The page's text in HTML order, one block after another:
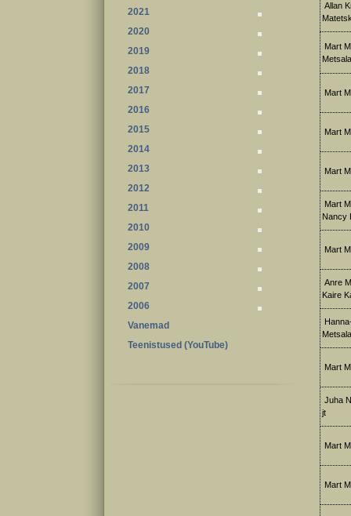
2021
2020
2019
2018
2017
2016
2015
2014
2013
2012
2011
2010
2009
2008
2007
2006
Vanemad
Teenistused (YouTube)
Allan
Mart
Metsala
Mart
Mart
Mart
Mart
Nancy
Mart
Anre
Kaire
Metsala
Mart
Juha
jt
Mart
Mart